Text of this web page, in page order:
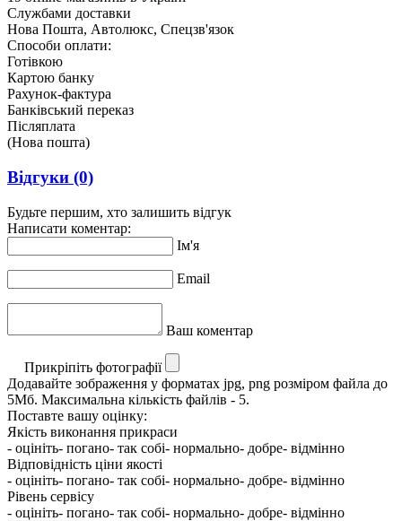
Службами доставки
Нова Пошта, Автолюкс, Спецзв'язок
Способи оплати:
Готівкою
Картою банку
Рахунок-фактура
Банківський переказ
Післяплата
(Нова пошта)
Відгуки (0)
Будьте першим, хто залишить відгук
Написати коментар:
Ім'я
Email
Ваш коментар
Прикріпіть фотографії
Додавайте зображення у форматах jpg, png розміром файла до
5Мб. Максимальна кількість файлів - 5.
Поставте вашу оцінку:
Якість виконання прикраси
- оцініть- погано- так собі- нормально- добре- відмінно
Відповідність ціни якості
- оцініть- погано- так собі- нормально- добре- відмінно
Рівень сервісу
- оцініть- погано- так собі- нормально- добре- відмінно